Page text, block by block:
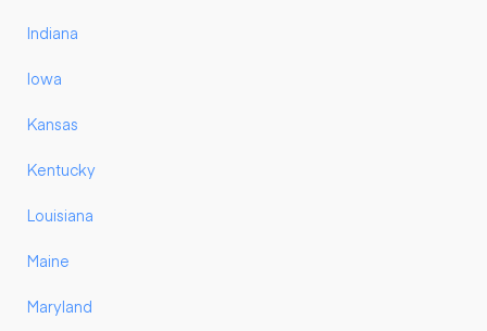
Indiana
Iowa
Kansas
Kentucky
Louisiana
Maine
Maryland